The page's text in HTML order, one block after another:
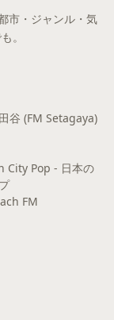
市・ジャンル・気
。
谷 (FM Setagaya)
City Pop - 日本の
FM